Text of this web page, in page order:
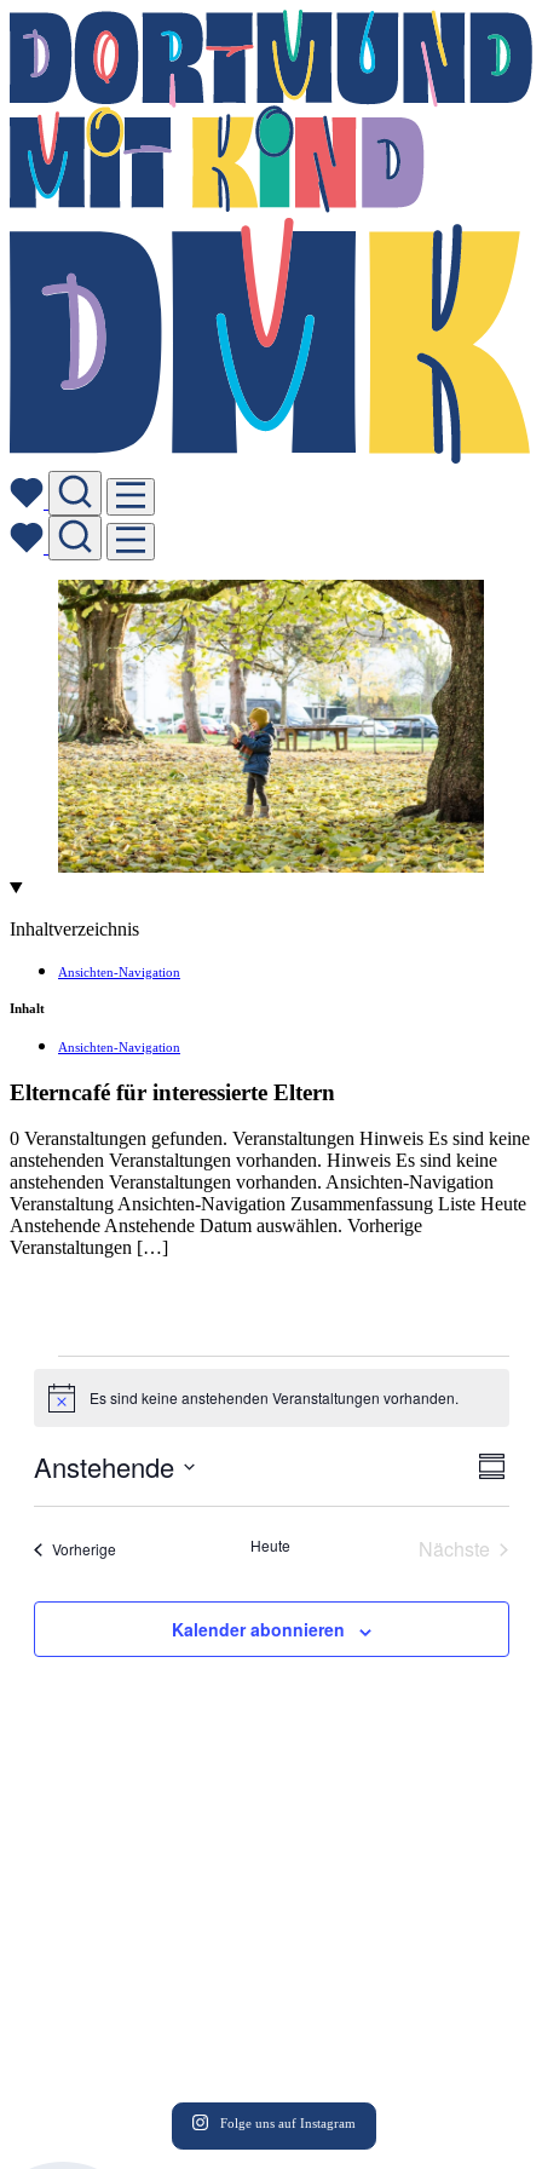
content
Inhaltverzeichnis
Ansichten-Navigation
Inhalt
Ansichten-Navigation
Elterncafé für interessierte Eltern
0 Veranstaltungen gefunden. Veranstaltungen Hinweis Es sind keine
anstehenden Veranstaltungen vorhanden. Hinweis Es sind keine
anstehenden Veranstaltungen vorhanden. Ansichten-Navigation
Veranstaltung Ansichten-Navigation Zusammenfassung Liste Heute
Anstehende Anstehende Datum auswählen. Vorherige
Veranstaltungen […]
HinweisEs sind keine anstehenden Veranstaltungen vorhanden.
Anstehende
VorherigeVeranstaltungen Heute
Nächste
Kalender abonnieren
Folge uns auf Instagram